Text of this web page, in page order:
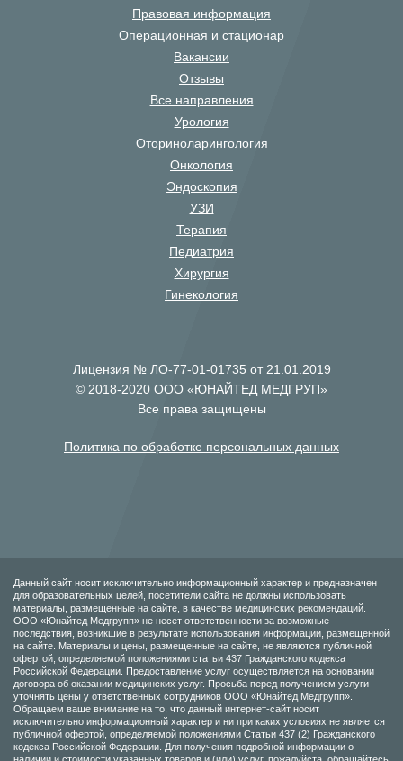
Правовая информация
Операционная и стационар
Вакансии
Отзывы
Все направления
Урология
Оториноларингология
Онкология
Эндоскопия
УЗИ
Терапия
Педиатрия
Хирургия
Гинекология
Лицензия № ЛО-77-01-01735 от 21.01.2019
© 2018-2020 ООО «ЮНАЙТЕД МЕДГРУП»
Все права защищены
Политика по обработке персональных данных
Данный сайт носит исключительно информационный характер и предназначен
для образовательных целей, посетители сайта не должны использовать
материалы, размещенные на сайте, в качестве медицинских рекомендаций.
ООО «Юнайтед Медгрупп» не несет ответственности за возможные
последствия, возникшие в результате использования информации, размещенной
на сайте. Материалы и цены, размещенные на сайте, не являются публичной
офертой, определяемой положениями статьи 437 Гражданского кодекса
Российской Федерации. Предоставление услуг осуществляется на основании
договора об оказании медицинских услуг. Просьба перед получением услуги
уточнять цены у ответственных сотрудников ООО «Юнайтед Медгрупп».
Обращаем ваше внимание на то, что данный интернет-сайт носит
исключительно информационный характер и ни при каких условиях не является
публичной офертой, определяемой положениями Статьи 437 (2) Гражданского
кодекса Российской Федерации. Для получения подробной информации о